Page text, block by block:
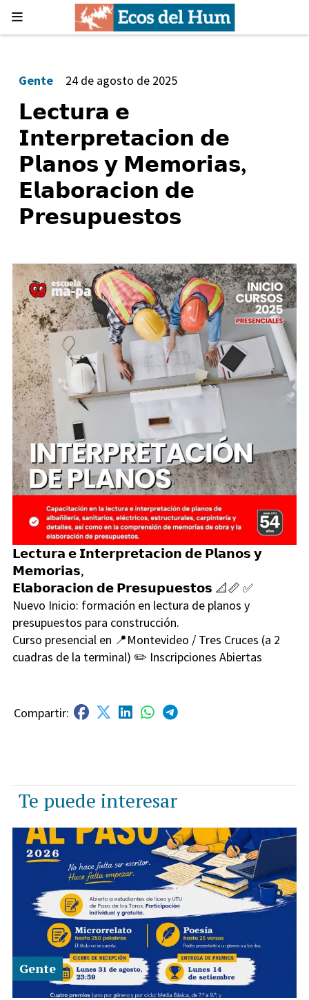
𝗟𝗲𝗰𝘁𝘂𝗿𝗮 𝗲
𝗜𝗻𝘁𝗲𝗿𝗽𝗿𝗲𝘁𝗮𝗰𝗶𝗼𝗻 𝗱𝗲
𝗣𝗹𝗮𝗻𝗼𝘀 𝘆 𝗠𝗲𝗺𝗼𝗿𝗶𝗮𝘀,
𝗘𝗹𝗮𝗯𝗼𝗿𝗮𝗰𝗶𝗼𝗻 𝗱𝗲
𝗣𝗿𝗲𝘀𝘂𝗽𝘂𝗲𝘀𝘁𝗼𝘀
Gente 24 de agosto de 2025
𝗟𝗲𝗰𝘁𝘂𝗿𝗮 𝗲 𝗜𝗻𝘁𝗲𝗿𝗽𝗿𝗲𝘁𝗮𝗰𝗶𝗼𝗻 𝗱𝗲 𝗣𝗹𝗮𝗻𝗼𝘀 𝘆
𝗠𝗲𝗺𝗼𝗿𝗶𝗮𝘀,
𝗘𝗹𝗮𝗯𝗼𝗿𝗮𝗰𝗶𝗼𝗻 𝗱𝗲 𝗣𝗿𝗲𝘀𝘂𝗽𝘂𝗲𝘀𝘁𝗼𝘀 📐📏 ✅
Nuevo Inicio: formación en lectura de planos y
presupuestos para construcción.
Curso presencial en 📍Montevideo / Tres Cruces (a 2
cuadras de la terminal) ✏️ Inscripciones Abiertas
Te puede interesar
Gente